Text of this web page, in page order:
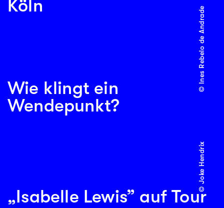
Köln
Wie klingt ein
Wendepunkt?
© Ines Rebelo de Andrade
„Isabelle Lewis” auf Tour
© Joke Hendrix